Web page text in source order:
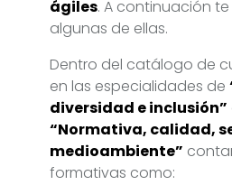
ágiles. A continuación
algunas de ellas.
Dentro del catálogo de
en las especialidades de
diversidad e inclusión”
“Normativa, calidad,
medioambiente”
formativas como: